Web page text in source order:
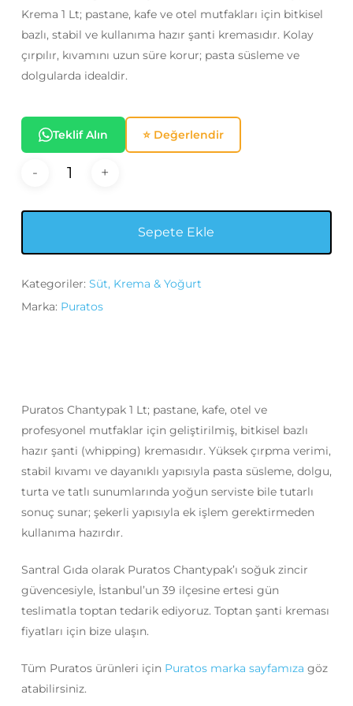
295,00₺.
Krema 1 Lt; pastane, kafe ve otel mutfakları için bitkisel
bazlı, stabil ve kullanıma hazır şanti kremasıdır. Kolay
çırpılır, kıvamını uzun süre korur; pasta süsleme ve
dolgularda idealdir.
Teklif Alın ⭐ Değerlendir
Sepete Ekle
Kategoriler: Süt, Krema & Yoğurt
Marka: Puratos
Puratos Chantypak 1 Lt; pastane, kafe, otel ve
profesyonel mutfaklar için geliştirilmiş, bitkisel bazlı
hazır şanti (whipping) kremasıdır. Yüksek çırpma verimi,
stabil kıvamı ve dayanıklı yapısıyla pasta süsleme, dolgu,
turta ve tatlı sunumlarında yoğun serviste bile tutarlı
sonuç sunar; şekerli yapısıyla ek işlem gerektirmeden
kullanıma hazırdır.
Santral Gıda olarak Puratos Chantypak’ı soğuk zincir
güvencesiyle, İstanbul’un 39 ilçesine ertesi gün
teslimatla toptan tedarik ediyoruz. Toptan şanti kreması
fiyatları için bize ulaşın.
Tüm Puratos ürünleri için Puratos marka sayfamıza göz
atabilirsiniz.